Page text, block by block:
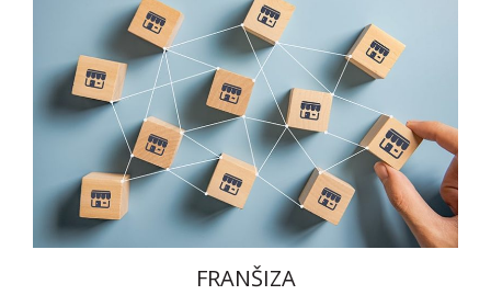
FRANŠIZA